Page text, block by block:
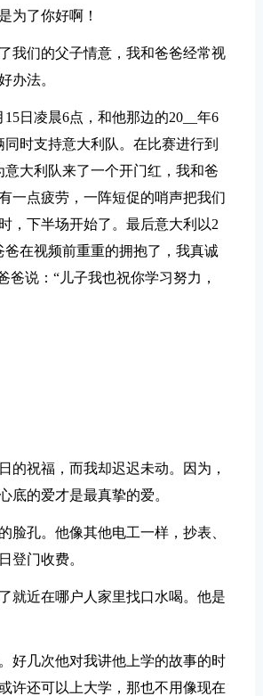
为了你好啊！
我们的父子情意，我和爸爸经常视
办法。
日凌晨6点，和他那边的20__年6
时支持意大利队。在比赛进行到
大利队来了一个开门红，我和爸
一点疲劳，一阵短促的哨声把我们
，下半场开始了。最后意大利以2
在视频前重重的拥抱了，我真诚
说：“儿子我也祝你学习努力，
的祝福，而我却迟迟未动。因为，
底的爱才是最真挚的爱。
孔。他像其他电工一样，抄表、
登门收费。
就近在哪户人家里找口水喝。他是
好几次他对我讲他上学的故事的时
许还可以上大学，那也不用像现在